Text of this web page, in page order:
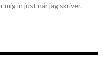
mig in just när jag skriver.